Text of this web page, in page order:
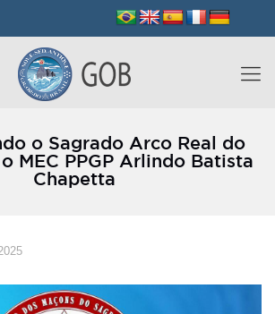
o Sagrado Arco Real do
MEC PPGP Arlindo Batista
Chapetta